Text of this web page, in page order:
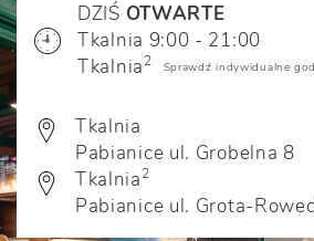
DZIŚ OTWARTE
Tkalnia 9:00 - 21:00
Tkalnia2 Sprawdź indywidualne
Tkalnia
Pabianice ul. Grobelna 8
Tkalnia2
Pabianice ul. Grota-